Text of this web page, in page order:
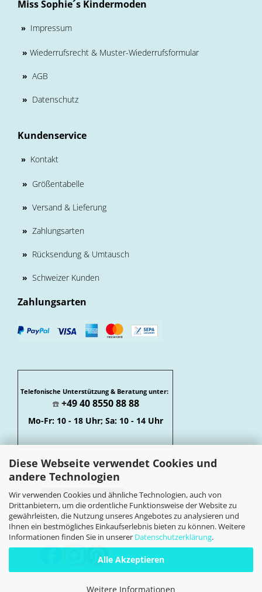
Diese Webseite verwendet Cookies und
andere Technologien
Wir verwenden Cookies und ähnliche Technologien, auch von
Drittanbietern, um die ordentliche Funktionsweise der Website zu
gewährleisten, die Nutzung unseres Angebotes zu analysieren und
Ihnen ein bestmögliches Einkaufserlebnis bieten zu können. Weitere
Informationen finden Sie in unserer Datenschutzerklärung.
Alle Akzeptieren
Weitere Informationen
Miss Sophie´s Kindermoden
» Impressum
» Wiederrufsrecht & Muster-Wiederrufsformular
» AGB
» Datenschutz
Kundenservice
» Kontakt
» Größentabelle
» Versand & Lieferung
» Zahlungsarten
» Rücksendung & Umtausch
» Schweizer Kunden
Zahlungsarten
Telefonische Unterstützung & Beratung unter:
☎️ +49 40 8550 88 88
Mo-Fr: 10 - 18 Uhr; Sa: 10 - 14 Uhr
Vertrag widerrufen
Widerrufsbelehrung
Soziale Netzwerke